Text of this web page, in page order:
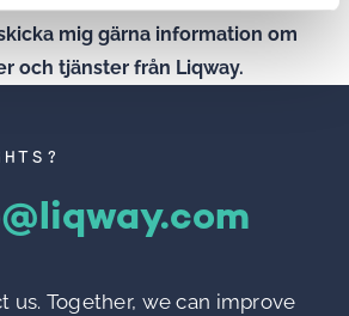
mig gärna information om
och tjänster från Liqway.
us. Together, we can improve